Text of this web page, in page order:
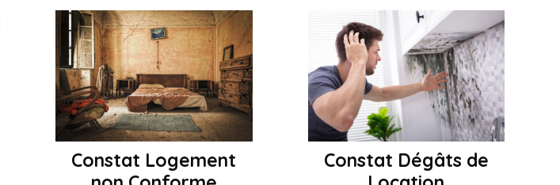
Constat Logement
Constat Dégâts de